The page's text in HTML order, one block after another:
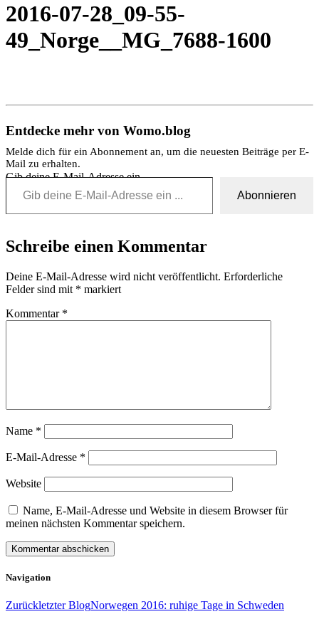
2016-07-28_09-55-
49_Norge__MG_7688-1600
Entdecke mehr von Womo.blog
Melde dich für ein Abonnement an, um die neuesten Beiträge per E-
Mail zu erhalten.
Gib deine E-Mail-Adresse ein ...
Abonnieren
Schreibe einen Kommentar
Deine E-Mail-Adresse wird nicht veröffentlicht. Erforderliche
Felder sind mit * markiert
Kommentar *
Name *
E-Mail-Adresse *
Website
Name, E-Mail-Adresse und Website in diesem Browser für
meinen nächsten Kommentar speichern.
Navigation
Zurückletzter BlogNorwegen 2016: ruhige Tage in Schweden